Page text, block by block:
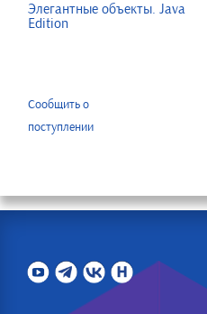
Элегантные объекты. Java
Edition
Сообщить о
поступлении